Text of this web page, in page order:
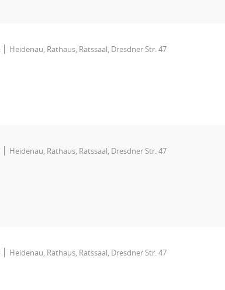
Heidenau, Rathaus, Ratssaal, Dresdner Str. 47
Heidenau, Rathaus, Ratssaal, Dresdner Str. 47
Heidenau, Rathaus, Ratssaal, Dresdner Str. 47